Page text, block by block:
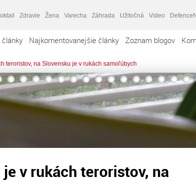
Zdravie Žena Varecha Záhrada Užitočná Video
Najkomentovanejšie články Zoznam blogov
teroristov, na Slovensku je v rukách samoľúbych
v rukách teroristov, na